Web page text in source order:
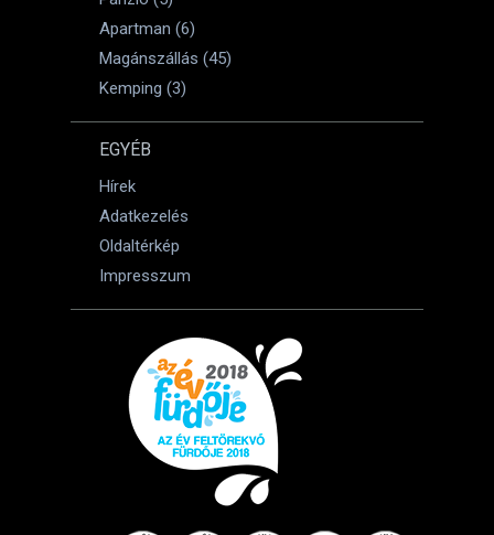
Apartman (6)
Magánszállás (45)
Kemping (3)
EGYÉB
Hírek
Adatkezelés
Oldaltérkép
Impresszum